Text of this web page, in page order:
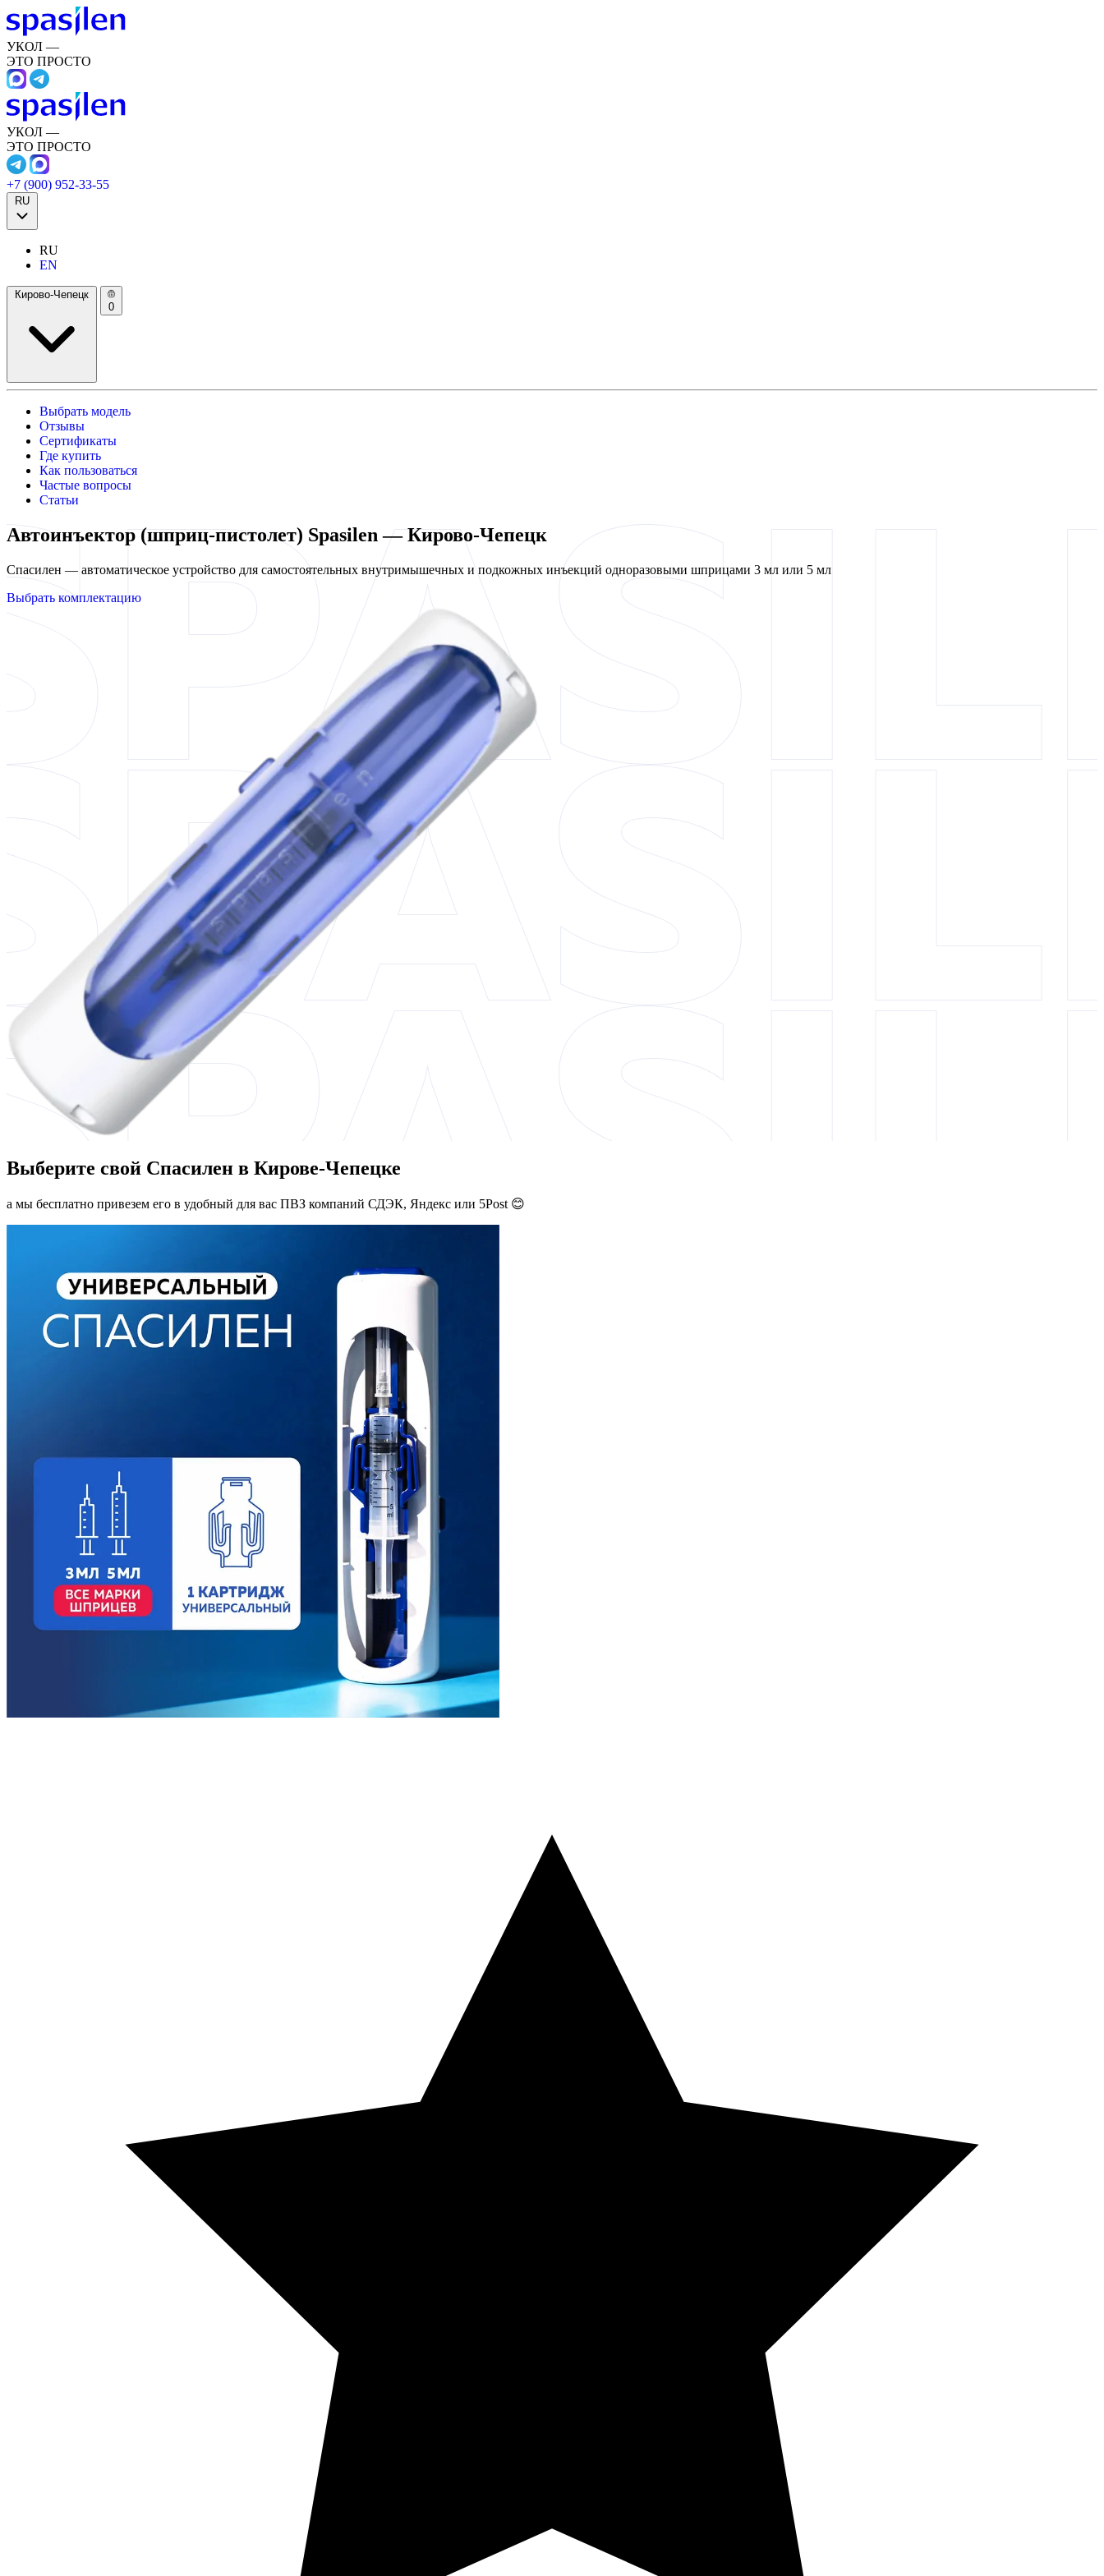
УКОЛ —
ЭТО ПРОСТО
УКОЛ —
ЭТО ПРОСТО
+7 (900) 952-33-55
RU
RU
EN
Кирово-Чепецк
0
Выбрать модель
Отзывы
Сертификаты
Где купить
Как пользоваться
Частые вопросы
Статьи
Автоинъектор (шприц-пистолет) Spasilen — Кирово-Чепецк
Спасилен — автоматическое устройство для самостоятельных внутримышечных и подкожных инъекций одноразовыми шприцами 3 мл или 5 мл
Выбрать комплектацию
Выберите свой Спасилен в Кирове-Чепецке
а мы бесплатно привезем его в удобный для вас ПВЗ компаний СДЭК, Яндекс или 5Post 😊